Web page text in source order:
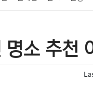
마케팅 부동산 외국어
명소 추천